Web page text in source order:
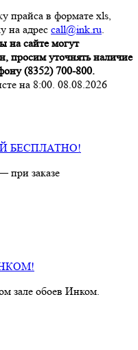
прайса в формате xls,
на адрес call@ink.ru.
на сайте могут
просим уточнять наличие
(8352) 700-800.
на 8:00. 08.08.2026
БЕСПЛАТНО!
при заказе
зале обоев Инком.